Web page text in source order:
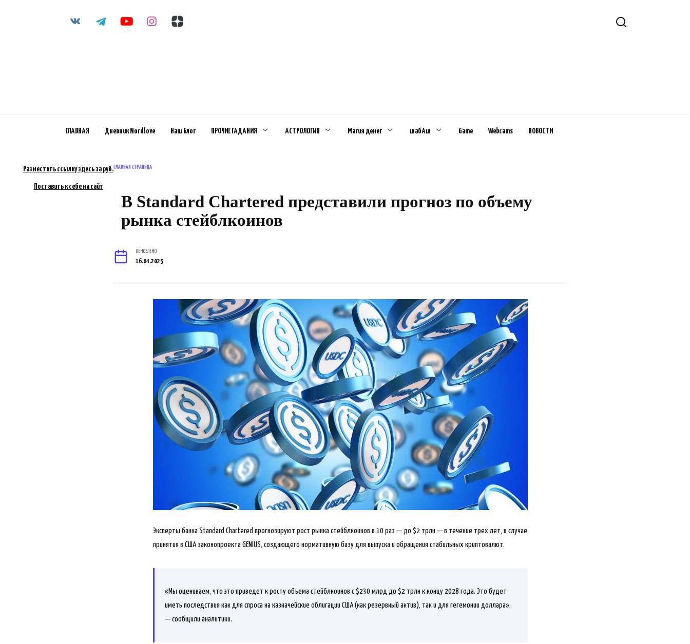
ГЛАВНАЯ Дневник Nordlove Наш Блог ПРОЧИЕ ГАДАНИЯ АСТРОЛОГИЯ Магия денег шабАш Game Webcams НОВОСТИ
ГЛАВНАЯ СТРАНИЦА
В Standard Chartered представили прогноз по объему
рынка стейблкоинов
ОБНОВЛЕНО
16.04.2025
Эксперты банка Standard Chartered прогнозируют рост рынка стейблкоинов в 10 раз — до $2 трлн — в течение трех лет, в случае
принятия в США законопроекта GENIUS, создающего нормативную базу для выпуска и обращения стабильных криптовалют.
«Мы оцениваем, что это приведет к росту объема стейблкоинов с $230 млрд до $2 трлн к концу 2028 года. Это будет
иметь последствия как для спроса на казначейские облигации США (как резервный актив), так и для гегемонии доллара»,
— сообщили аналитики.
Разместить ссылку здесь за руб.
Поставить к себе на сайт